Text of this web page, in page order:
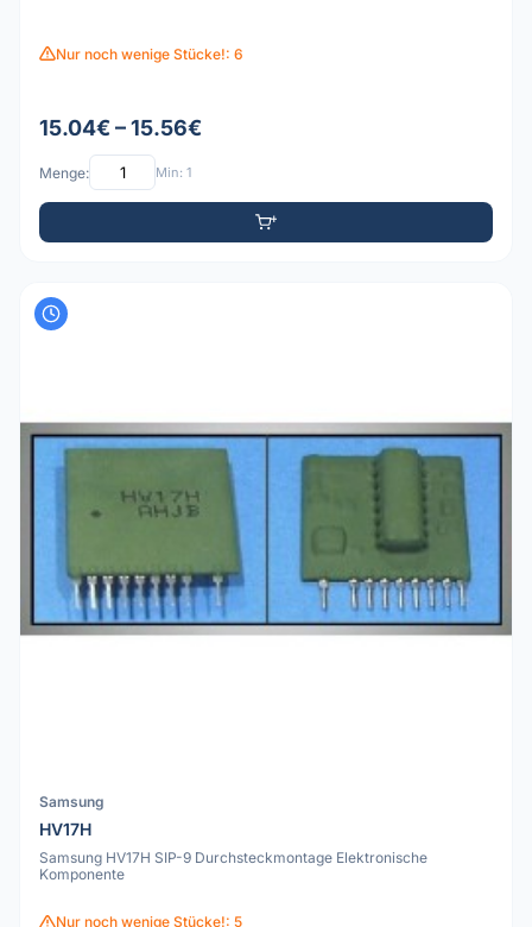
Nur noch wenige Stücke!: 6
15.04€ – 15.56€
Menge: Min: 1
Samsung
HV17H
Samsung HV17H SIP-9 Durchsteckmontage Elektronische
Komponente
Nur noch wenige Stücke!: 5